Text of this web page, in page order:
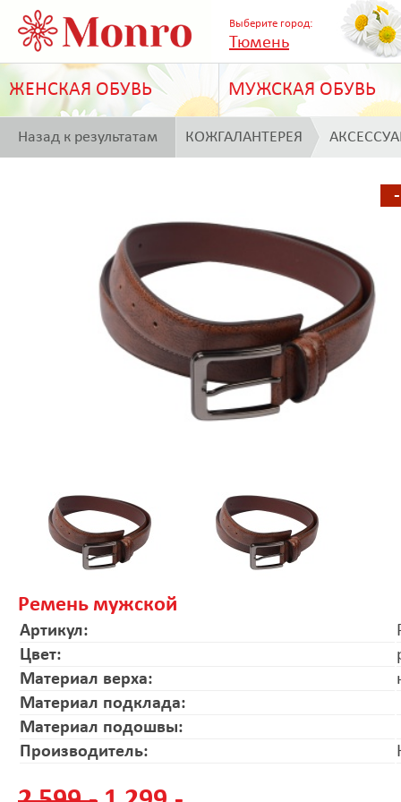
Выберите город:
Тюмень
ЖЕНСКАЯ ОБУВЬ МУЖСКАЯ ОБУВЬ
Назад к результатам КОЖГАЛАНТЕРЕЯ
Ремень мужской
Артикул:
Цвет:
Материал верха:
Материал подклада:
Материал подошвы:
Производитель: